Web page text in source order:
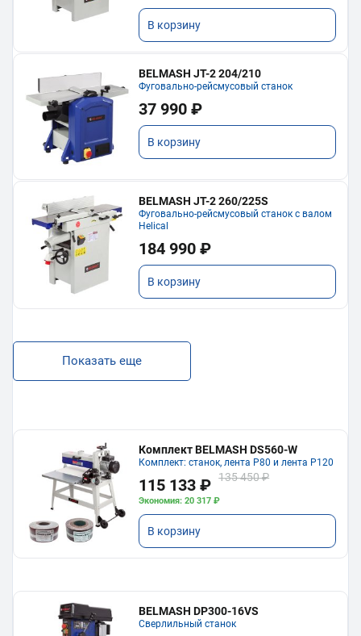
В корзину
BELMASH JT-2 204/210
Фуговально-рейсмусовый станок
37 990 ₽
В корзину
BELMASH JT-2 260/225S
Фуговально-рейсмусовый станок с валом
Helical
184 990 ₽
В корзину
Показать еще
Комплект BELMASH DS560-W
Комплект: станок, лента P80 и лента P120
115 133 ₽ 135 450 ₽
Экономия: 20 317 ₽
В корзину
BELMASH DP300-16VS
Сверлильный станок